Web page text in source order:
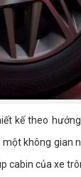
kế theo
không gian
cabin của xe